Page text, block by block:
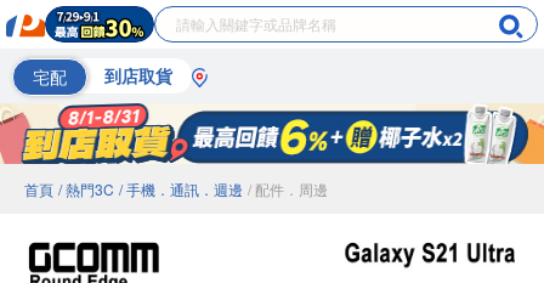
宅配 到店取貨
首頁 / 熱門3C / 手機．通訊．週邊 / 配件．周邊